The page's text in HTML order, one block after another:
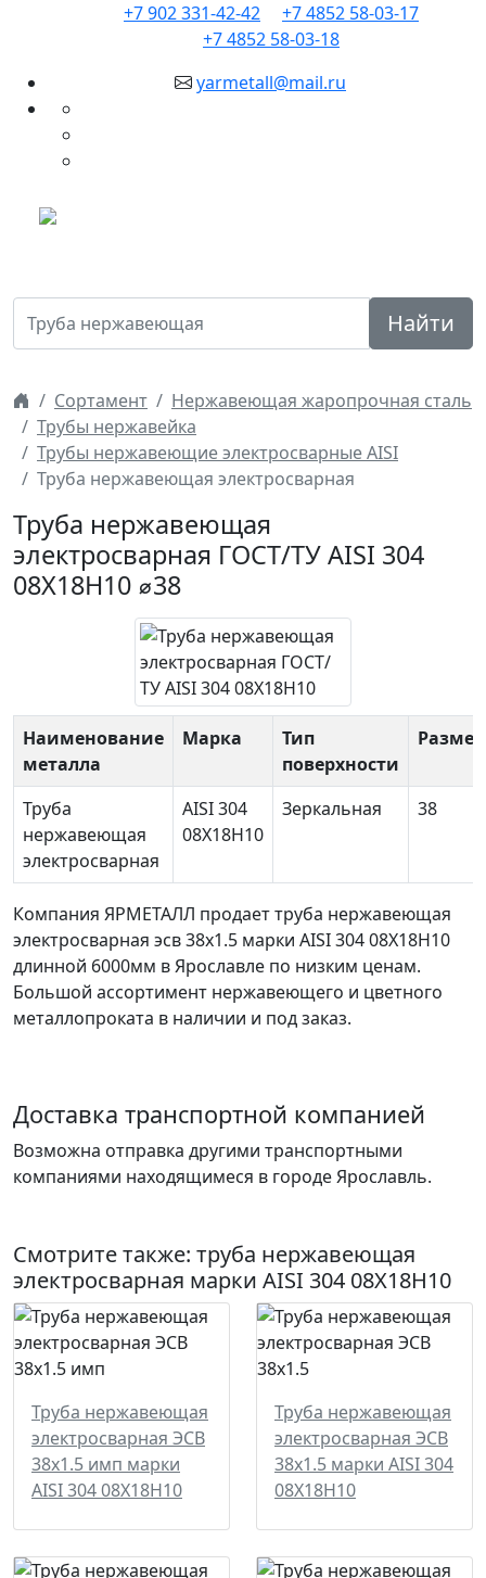
+7 902 331-42-42
+7 4852 58-03-17
+7 4852 58-03-18
yarmetall@mail.ru
Найти
Сортамент
Нержавеющая жаропрочная сталь
Трубы нержавейка
Трубы нержавеющие электросварные AISI
Труба нержавеющая электросварная
Труба нержавеющая
электросварная ГОСТ/ТУ AISI 304
08Х18Н10 ⌀38
Наименование
металла
Марка
Тип
поверхности
Размер
Труба
нержавеющая
электросварная
AISI 304
08Х18Н10
Зеркальная 38
Компания ЯРМЕТАЛЛ продаеттруба нержавеющая
электросварная эсв 38х1.5 марки AISI 304 08Х18Н10
длинной 6000мм в Ярославле по низким ценам.
Большой ассортимент нержавеющего и цветного
металлопроката в наличии и под заказ.
Доставка транспортной компанией
Возможна отправка другими транспортными
компаниями находящимеся в городе Ярославль.
Смотрите также: труба нержавеющая
электросварная марки AISI 304 08Х18Н10
Труба нержавеющая
электросварная ЭСВ
38х1.5 имп марки
AISI 304 08Х18Н10
Труба нержавеющая
электросварная ЭСВ
38х1.5 марки AISI 304
08Х18Н10